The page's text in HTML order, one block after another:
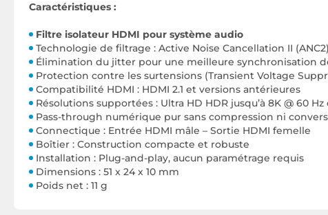
Caractéristiques :
Filtre isolateur HDMI pour système audio
Technologie de filtrage : Active Noise Cancellation II
Élimination du jitter pour une meilleure synchronisation
Protection contre les surtensions (Transient Voltage
Compatibilité HDMI : HDMI 2.1 et versions antérieures
Résolutions supportées : Ultra HD HDR jusqu’à 8K @ 60 Hz
Pass-through numérique pur sans compression ni
Connectique : Entrée HDMI mâle – Sortie HDMI femelle
Boîtier : Construction compacte et robuste
Installation : Plug-and-play, aucun paramétrage requis
Dimensions : 51 x 24 x 10 mm
Poids net : 11 g